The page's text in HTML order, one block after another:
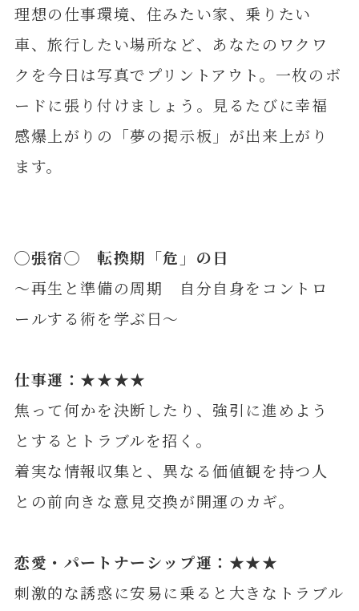
理想の仕事環境、住みたい家、乗りたい
車、旅行したい場所など、あなたのワクワ
クを今日は写真でプリントアウト。一枚のボ
ードに張り付けましょう。見るたびに幸福
感爆上がりの「夢の掲示板」が出来上がり
ます。
◯張宿◯ 転換期「危」の日
～再生と準備の周期 自分自身をコントロ
ールする術を学ぶ日～
仕事運：★★★★
焦って何かを決断したり、強引に進めよう
とするとトラブルを招く。
着実な情報収集と、異なる価値観を持つ人
との前向きな意見交換が開運のカギ。
恋愛・パートナーシップ運：★★★
刺激的な誘惑に安易に乗ると大きなトラブル